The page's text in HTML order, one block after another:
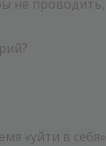
проводить,
«уйти в